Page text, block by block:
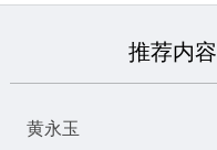
推荐内容
黄永玉